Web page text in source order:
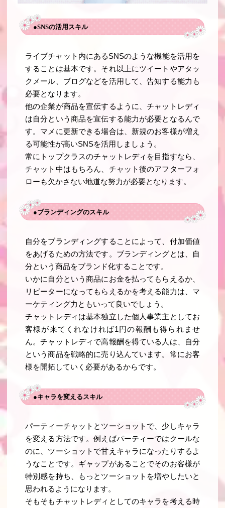
●SNSの活用スキル
ライブチャット内にあるSNSのような機能を活用を
することは基本です。それ以上にツイートやアタッ
クメール、ブログなどを活用して、告知する能力も
必要となります。
他の企業が商品を宣伝するように、チャットレディ
は自分という商品を宣伝する能力が必要となるんで
す。マメに更新できる場合は、新規のお客様が増え
る可能性が高いSNSを活用しましょう。
常にトップクラスのチャットレディを目指すなら、
チャット中はもちろん、チャット後のアフターフォ
ローも欠かさない地道な努力が必要となります。
●ブランディングのスキル
自分をブランディングすることによって、付加価値
をあげるための方法です。ブランディングとは、自
分という商品をブランド化することです。
いかに自分という商品にお金を払ってもらえるか、
リピーターになってもらえるかを考える能力は、マ
ーケティング力ともいって良いでしょう。
チャットレディは基本独立した個人事業主としてお
客様が来てくれなければ1円の報酬も得られませ
ん。チャットレディで高報酬を得ている人は、自分
という商品を戦略的に売り込んています。常にお客
様を開拓していく必要があるからです。
●キャラを変えるスキル
パーティーチャットとツーショットで、少しキャラ
を変える方法です。例えばパーティーではクールな
のに、ツーショットで甘えキャラになったりするよ
うなことです。ギャップがあることでそのお客様が
特別感を持ち、もっとツーショットを増やしたいと
思われるようになります。
そもそもチャットレディとしてのキャラを考える時